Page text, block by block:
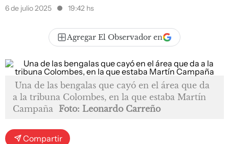
6 de julio 2025 19:42 hs
Agregar El Observador en
Una de las bengalas que cayó en el área que da
a la tribuna Colombes, en la que estaba Martín
Campaña Foto: Leonardo Carreño
Compartir